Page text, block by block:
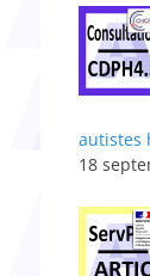
autistes
18